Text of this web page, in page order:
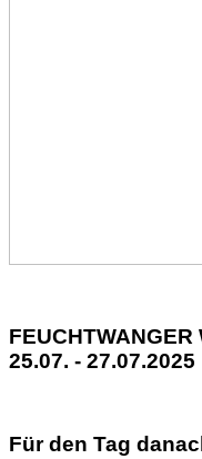
FEUCHTWANGER
25.07. - 27.07.2025
Für den Tag